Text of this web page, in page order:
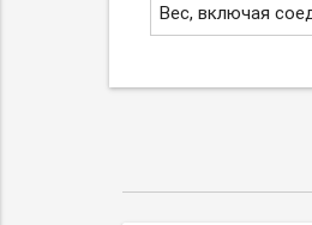
Вес, включая